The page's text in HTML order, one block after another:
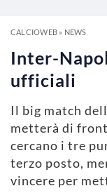
CALCIOWEB» NEWS
Inter-
ufficiali
Il big match
metterà di
cercano i tre
terzo posto,
vincere per